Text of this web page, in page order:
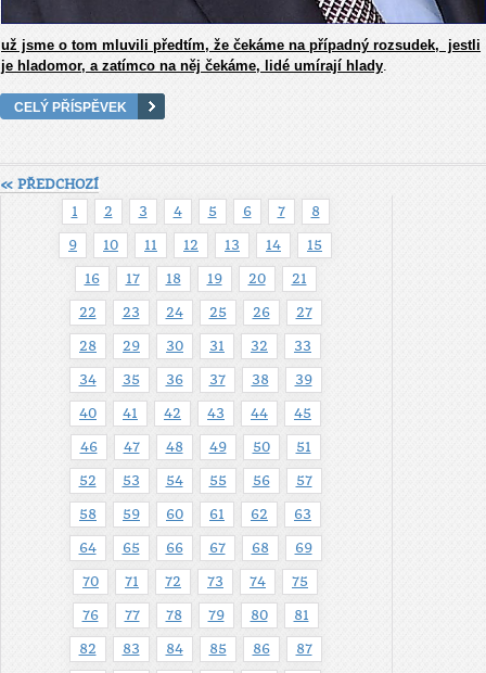
už jsme o tom mluvili předtím, že čekáme na případný rozsudek, jestli
je hladomor, a zatímco na něj čekáme, lidé umírají hlady
CELÝ PŘÍSPĚVEK
« PŘEDCHOZÍ
1
2 3 4 5 6 7 8
9 10 11 12 13 14 15
16 17 18 19 20 21
22 23 24 25 26 27
28 29 30 31 32 33
34 35 36 37 38 39
40 41 42 43 44 45
46 47 48 49 50 51
52 53 54 55 56 57
58 59 60 61 62 63
64 65 66 67 68 69
70 71 72 73 74 75
76 77 78 79 80 81
82 83 84 85 86 87